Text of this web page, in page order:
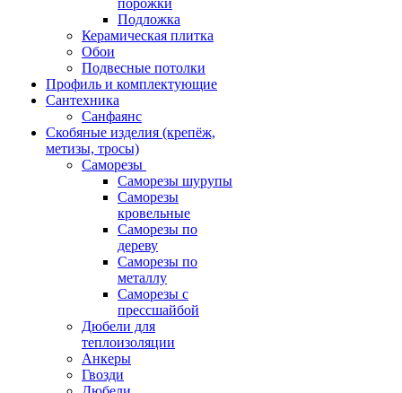
порожки
Подложка
Керамическая плитка
Обои
Подвесные потолки
Профиль и комплектующие
Сантехника
Санфаянс
Скобяные изделия (крепёж,
метизы, тросы)
Саморезы
Саморезы шурупы
Саморезы
кровельные
Саморезы по
дереву
Саморезы по
металлу
Саморезы с
прессшайбой
Дюбели для
теплоизоляции
Анкеры
Гвозди